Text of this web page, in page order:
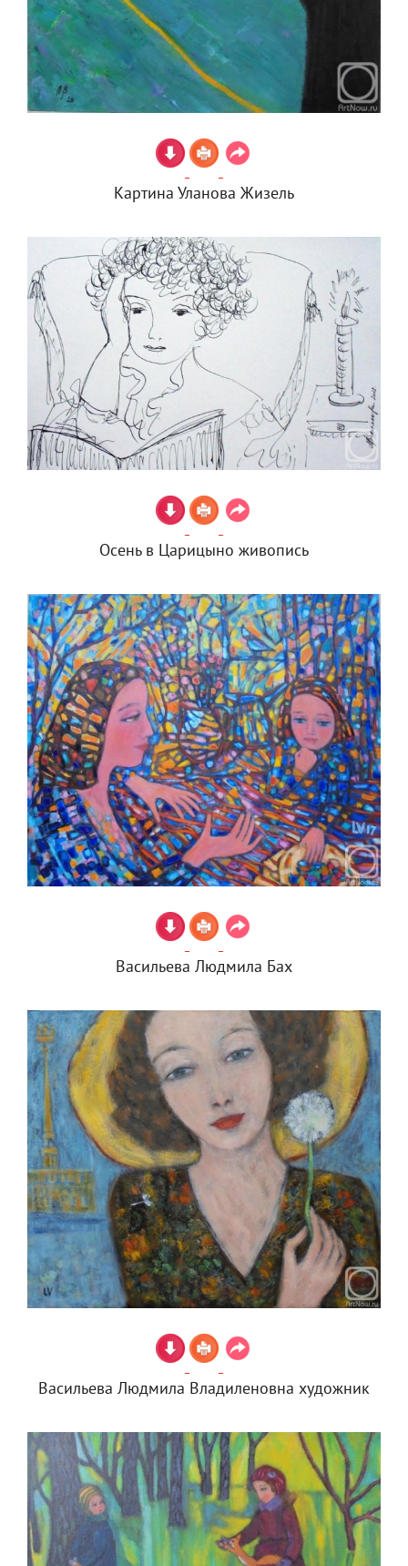
Картина Уланова Жизель
Осень в Царицыно живопись
Васильева Людмила Бах
Васильева Людмила Владиленовна художник